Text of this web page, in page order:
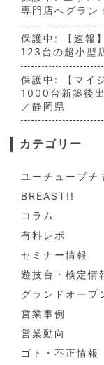
専門店へグラン
保護中: 【速報
123台の超小型
保護中: 【マイ
1000台新築後
／静岡県
カテゴリー
ユーチューブチ
BREAST!!
コラム
有料レポ
セミナー情報
遊技台・検定情
グランドオープ
営業事例
営業動向
ゴト・不正情報